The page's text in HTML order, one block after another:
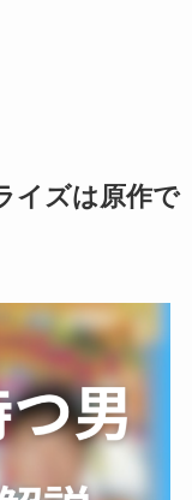
イズは原作で